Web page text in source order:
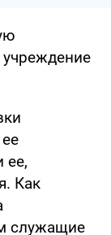
ее,
Как
служащие